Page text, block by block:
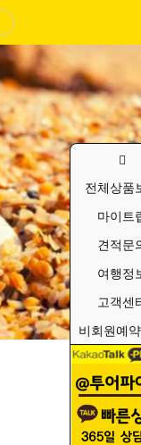
전체상품
마이트
견적문
여행정
고객센
비회원예